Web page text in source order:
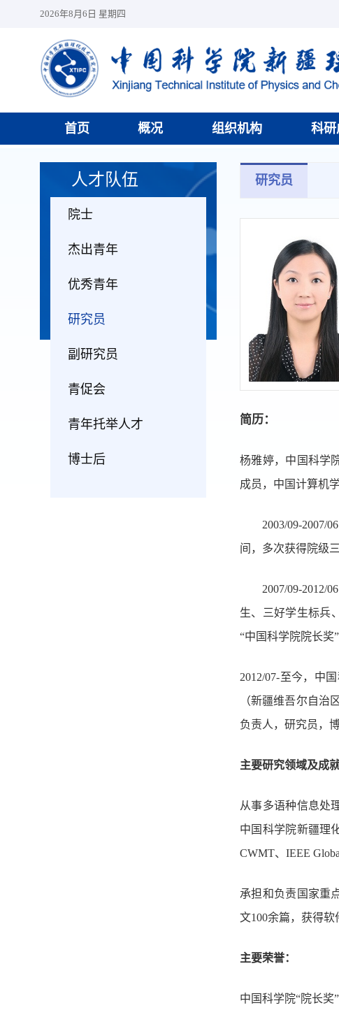
2026年8月6日 星期四
首页 概况 组织机构 科研
人才队伍
院士
杰出青年
优秀青年
研究员
副研究员
青促会
青年托举人才
博士后
研究员
简历：
杨雅婷，中国科学
成员，中国计算机
2003/09-2007/06
间，多次获得院级
2007/09-2012/06
生、三好学生标兵
“中国科学院院长奖”
2012/07-至今，中
（新疆维吾尔自治
负责人，研究员，
主要研究领域及成就
从事多语种信息处
中国科学院新疆理
CWMT、IEEE
承担和负责国家重
文100余篇，获得软
主要荣誉：
中国科学院“院长奖”